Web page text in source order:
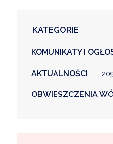
I ORGANIZACJE
KATEGORIE
KOMUNIKATY I
AKTUALNOŚCI
OBWIESZCZENIA